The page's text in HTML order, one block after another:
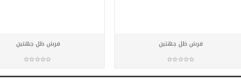
فرش ظل جهتين فرش ظل جهتين